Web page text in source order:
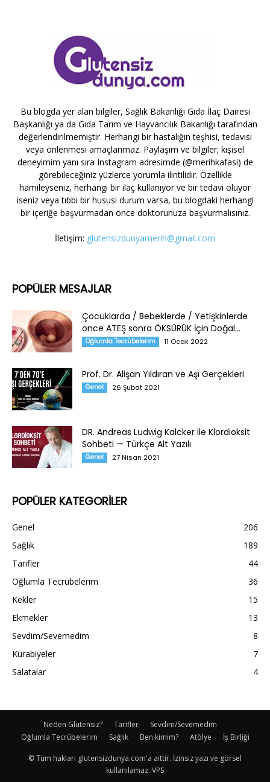
Bu blogda yer alan bilgiler, Sağlık Bakanlığı Gıda İlaç Dairesi
Başkanlığı ya da Gıda Tarım ve Hayvancılık Bakanlığı tarafından
değerlendirilmemiştir. Herhangi bir hastalığın teşhisi, tedavisi
veya önlenmesi amaçlanmaz. Paylaşım ve bilgiler; kişisel
deneyimim yanı sıra Instagram adresimde (@merihkafasi) de
görebileceğiniz yüzlerce yorumla ilintilidir. Özellikle
hamileyseniz, herhangi bir ilaç kullanıyor ve bir tedavi oluyor
iseniz veya tıbbi bir hususi durum varsa, bu blogdaki herhangi
bir içeriğe başvurmadan önce doktorunuza başvurmalısınız.
İletişim: glutensizdunyamerih@gmail.com
POPÜLER MESAJLAR
Çocuklarda / Bebeklerde / Yetişkinlerde
önce ATEŞ sonra ÖKSÜRÜK İçin Doğal...
Oğlumla Tecrübelerim 11 Ocak 2022
Prof. Dr. Alişan Yıldıran ve Aşı Gerçekleri
Genel 26 Şubat 2021
DR. Andreas Ludwig Kalcker ile Klordioksit
Sohbeti — Türkçe Alt Yazılı
Genel 27 Nisan 2021
POPÜLER KATEGORİLER
Genel
206
Sağlık
189
Tarifler
44
Oğlumla Tecrübelerim
36
Kekler
15
Ekmekler
13
Sevdim/Sevemedim
8
Kurabiyeler
7
Salatalar
4
Neden Glutensiz? Tarifler
Sevdim/Sevemedim
Oğlumla Tecrübelerim
Sağlık Ben kimim? Atölye İş Birliği
© Tüm hakları glutensizdunya.com'a aittir. İzinsiz yazı ve görsel
kullanılamaz. VPS